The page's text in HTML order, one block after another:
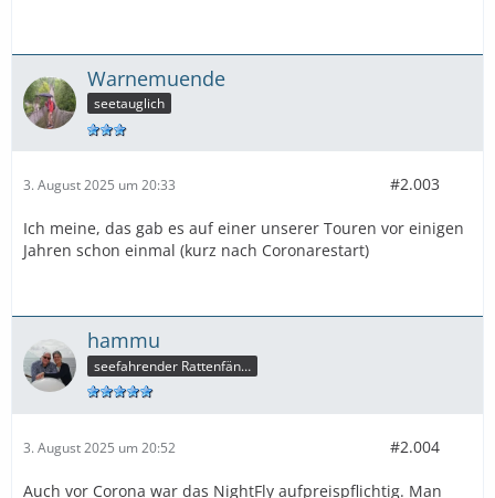
Warnemuende
seetauglich
3. August 2025 um 20:33 #2.003
Ich meine, das gab es auf einer unserer Touren vor einigen
Jahren schon einmal (kurz nach Coronarestart)
hammu
seefahrender Rattenfänger
3. August 2025 um 20:52 #2.004
Auch vor Corona war das NightFly aufpreispflichtig. Man